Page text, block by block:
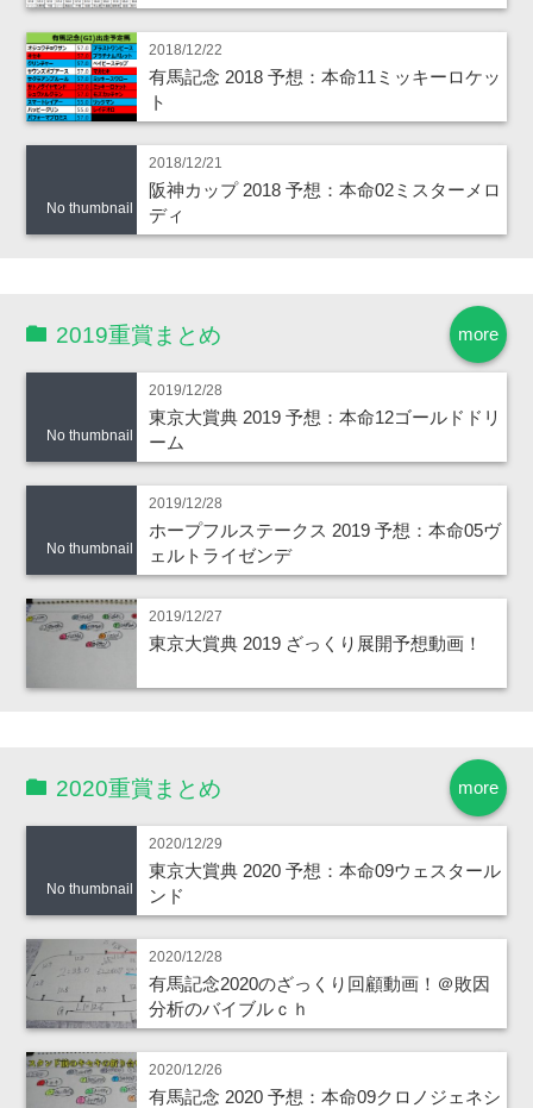
2018/12/22
有馬記念 2018 予想：本命11ミッキーロケッ
ト
No thumbnail
2018/12/21
阪神カップ 2018 予想：本命02ミスターメロ
ディ
more
2019重賞まとめ
No thumbnail
2019/12/28
東京大賞典 2019 予想：本命12ゴールドドリ
ーム
No thumbnail
2019/12/28
ホープフルステークス 2019 予想：本命05ヴ
ェルトライゼンデ
2019/12/27
東京大賞典 2019 ざっくり展開予想動画！
more
2020重賞まとめ
No thumbnail
2020/12/29
東京大賞典 2020 予想：本命09ウェスタール
ンド
2020/12/28
有馬記念2020のざっくり回顧動画！＠敗因
分析のバイブルｃｈ
2020/12/26
有馬記念 2020 予想：本命09クロノジェネシ